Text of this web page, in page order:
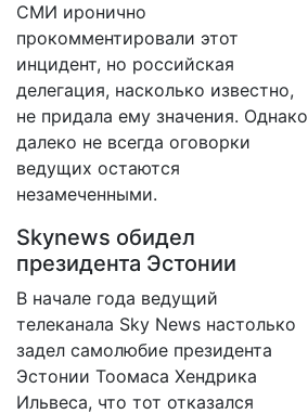
СМИ иронично
прокомментировали этот
инцидент, но российская
делегация, насколько известно,
не придала ему значения. Однако
далеко не всегда оговорки
ведущих остаются
незамеченными.
Skynews обидел
президента Эстонии
В начале года ведущий
телеканала Sky News настолько
задел самолюбие президента
Эстонии Тоомаса Хендрика
Ильвеса, что тот отказался